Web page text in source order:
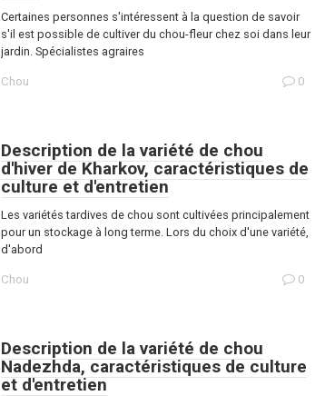
Certaines personnes s'intéressent à la question de savoir
s'il est possible de cultiver du chou-fleur chez soi dans leur
jardin. Spécialistes agraires
Chou 0
Description de la variété de chou
d'hiver de Kharkov, caractéristiques de
culture et d'entretien
Les variétés tardives de chou sont cultivées principalement
pour un stockage à long terme. Lors du choix d'une variété,
d'abord
Chou 0
Description de la variété de chou
Nadezhda, caractéristiques de culture
et d'entretien